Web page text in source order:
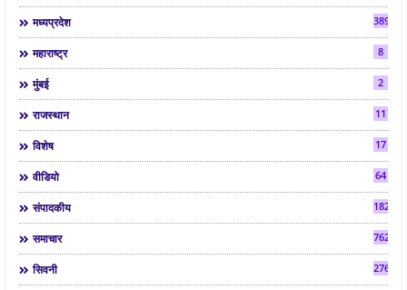
मध्यप्रदेश 3892
महाराष्ट्र 8
मुंबई 2
राजस्थान 11
विशेष 17
वीडियो 64
संपादकीय 182
समाचार 7624
सिवनी 2763